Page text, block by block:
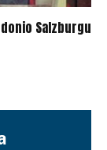
Salzburgu